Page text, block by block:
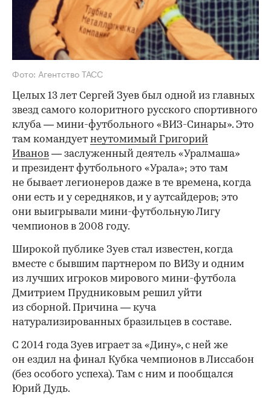
Фото: Агентство ТАСС
Целых 13 лет Сергей Зуев был одной из главных
звезд самого колоритного русского спортивного
клуба — мини-футбольного «ВИЗ-Синары». Это
там командует неутомимый Григорий
Иванов — заслуженный деятель «Уралмаша»
и президент футбольного «Урала»; это там
не бывает легионеров даже в те времена, когда
они есть и у середняков, и у аутсайдеров; это
они выигрывали мини-футбольную Лигу
чемпионов в 2008 году.
Широкой публике Зуев стал известен, когда
вместе с бывшим партнером по ВИЗу и одним
из лучших игроков мирового мини-футбола
Дмитрием Прудниковым решил уйти
из сборной. Причина — куча
натурализированных бразильцев в составе.
С 2014 года Зуев играет за «Дину», с ней же
он ездил на финал Кубка чемпионов в Лиссабон
(без особого успеха). Там с ним и пообщался
Юрий Дудь.